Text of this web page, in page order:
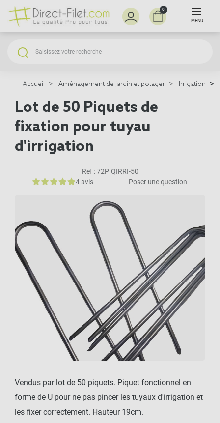
0
MENU
Accueil Aménagement de jardin et potager Irrigation
Lot de 50 Piquets de
fixation pour tuyau
d'irrigation
Réf :72PIQIRRI-50
4 avis
Poser une question
Vendus par lot de 50 piquets. Piquet fonctionnel en
forme de U pour ne pas pincer les tuyaux d'irrigation et
les fixer correctement. Hauteur 19cm.